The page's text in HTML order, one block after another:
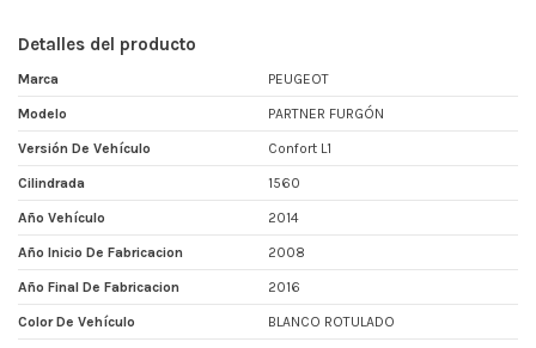
Detalles del producto
Marca PEUGEOT
Modelo PARTNER FURGÓN
Versión De Vehículo Confort L1
Cilindrada 1560
Año Vehículo 2014
Año Inicio De Fabricacion 2008
Año Final De Fabricacion 2016
Color De Vehículo BLANCO ROTULADO